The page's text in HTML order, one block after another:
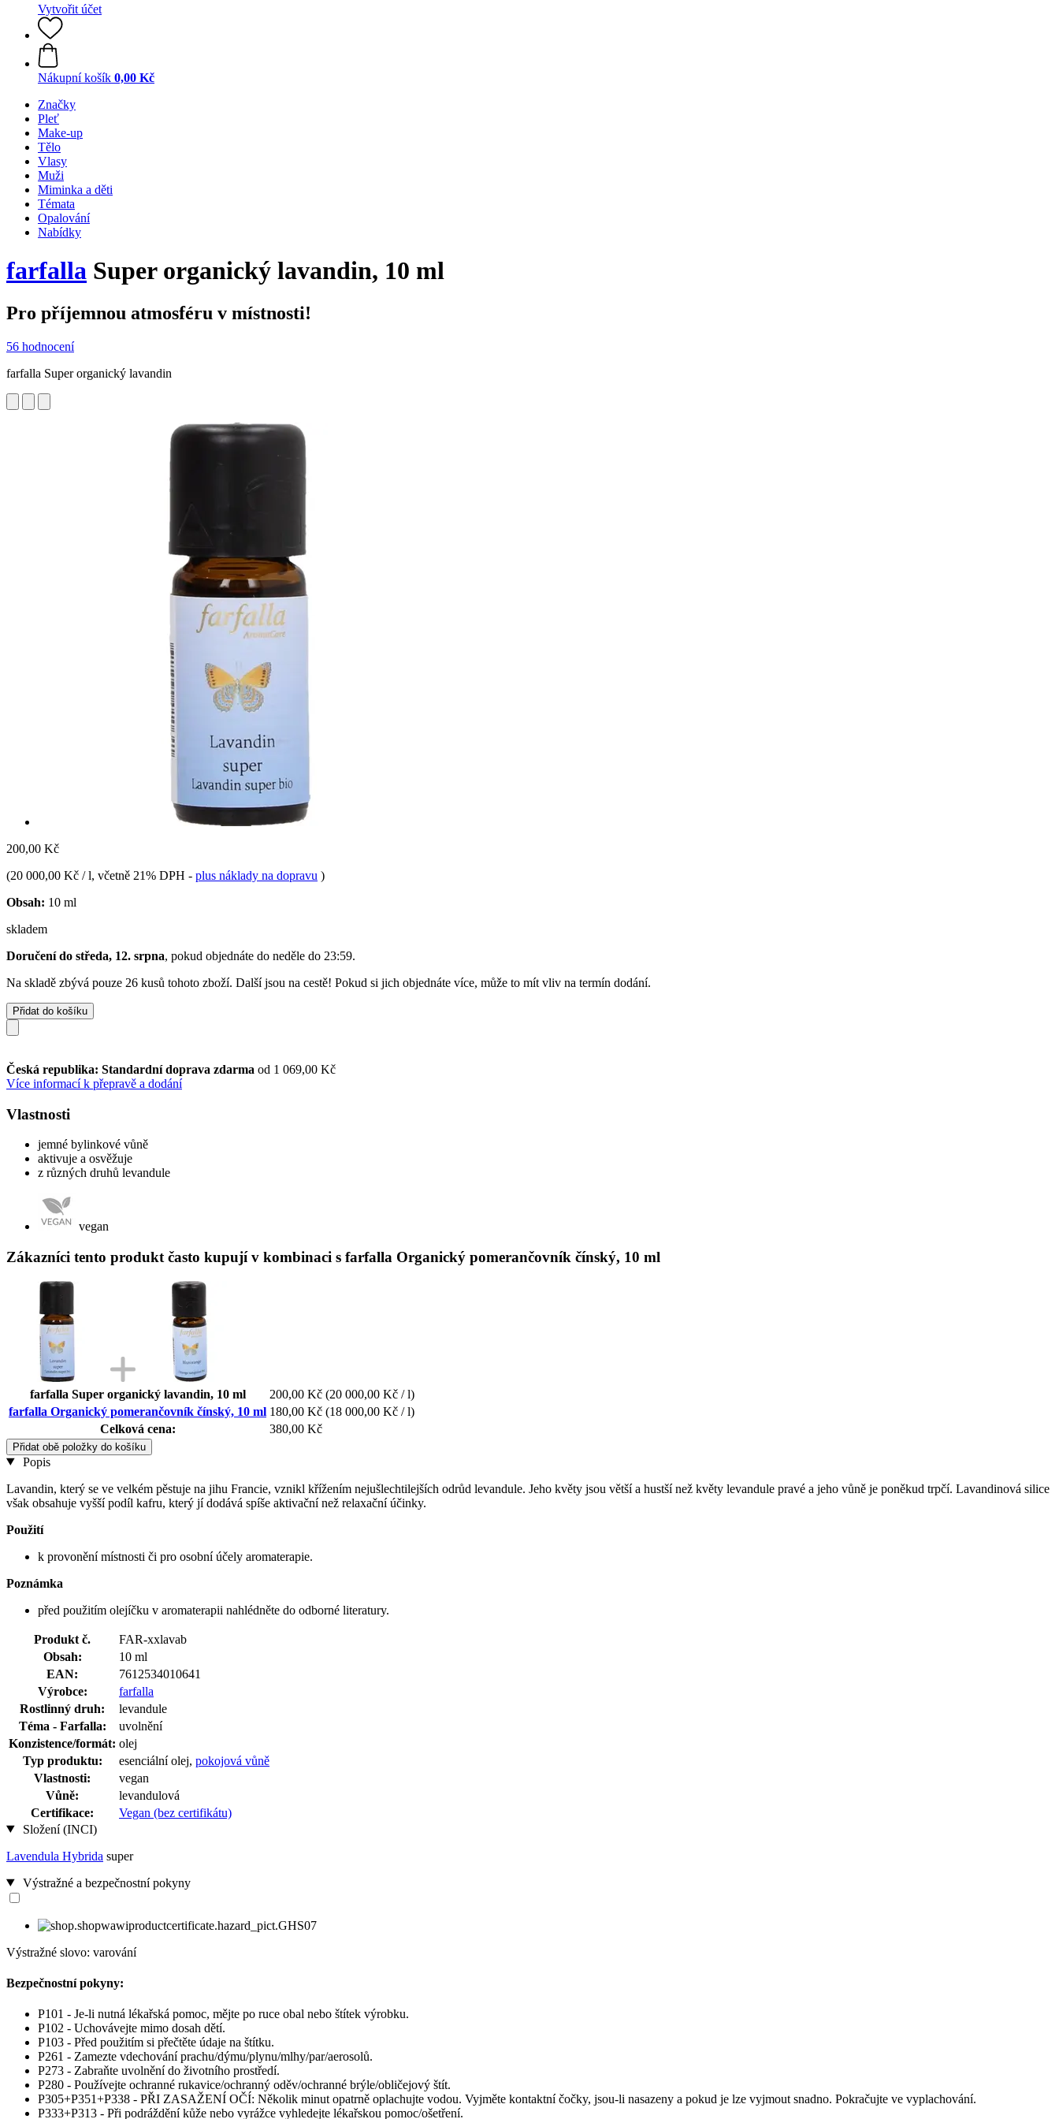
Vytvořit účet
Nákupní košík 0,00 Kč
Značky
Pleť
Make-up
Tělo
Vlasy
Muži
Miminka a děti
Témata
Opalování
Nabídky
farfalla Super organický lavandin, 10 ml
Pro příjemnou atmosféru v místnosti!
56 hodnocení
farfalla Super organický lavandin
200,00 Kč
(20 000,00 Kč / l, včetně 21% DPH - plus náklady na dopravu )
Obsah: 10 ml
skladem
Doručení do středa, 12. srpna, pokud objednáte do neděle do 23:59.
Na skladě zbývá pouze 26 kusů tohoto zboží. Další jsou na cestě! Pokud si jich objednáte více, může to mít vliv na termín dodání.
Přidat do košíku
Česká republika: Standardní doprava zdarma od 1 069,00 Kč
Více informací k přepravě a dodání
Vlastnosti
jemné bylinkové vůně
aktivuje a osvěžuje
z různých druhů levandule
vegan
Zákazníci tento produkt často kupují v kombinaci s farfalla Organický pomerančovník čínský, 10 ml
farfalla Super organický lavandin, 10 ml 200,00 Kč (20 000,00 Kč / l)
farfalla Organický pomerančovník čínský, 10 ml 180,00 Kč (18 000,00 Kč / l)
Celková cena:
380,00 Kč
Přidat obě položky do košíku
Popis
Lavandin, který se ve velkém pěstuje na jihu Francie, vznikl křížením nejušlechtilejších odrůd levandule. Jeho květy jsou větší a hustší než květy levandule pravé a jeho vůně je poněkud trpčí. Lavandinová silice
však obsahuje vyšší podíl kafru, který jí dodává spíše aktivační než relaxační účinky.
Použití
k provonění místnosti či pro osobní účely aromaterapie.
Poznámka
před použitím olejíčku v aromaterapii nahlédněte do odborné literatury.
Produkt č.
FAR-xxlavab
Obsah:
10 ml
EAN:
7612534010641
Výrobce:
farfalla
Rostlinný druh:
levandule
Téma - Farfalla:
uvolnění
Konzistence/formát: olej
Typ produktu:
esenciální olej, pokojová vůně
Vlastnosti:
vegan
Vůně:
levandulová
Certifikace:
Vegan (bez certifikátu)
Složení (INCI)
Lavendula Hybrida super
Výstražné a bezpečnostní pokyny
Výstražné slovo: varování
Bezpečnostní pokyny:
P101 - Je-li nutná lékařská pomoc, mějte po ruce obal nebo štítek výrobku.
P102 - Uchovávejte mimo dosah dětí.
P103 - Před použitím si přečtěte údaje na štítku.
P261 - Zamezte vdechování prachu/dýmu/plynu/mlhy/par/aerosolů.
P273 - Zabraňte uvolnění do životního prostředí.
P280 - Používejte ochranné rukavice/ochranný oděv/ochranné brýle/obličejový štít.
P305+P351+P338 - PŘI ZASAŽENÍ OČÍ: Několik minut opatrně oplachujte vodou. Vyjměte kontaktní čočky, jsou-li nasazeny a pokud je lze vyjmout snadno. Pokračujte ve vyplachování.
P333+P313 - Při podráždění kůže nebo vyrážce vyhledejte lékařskou pomoc/ošetření.